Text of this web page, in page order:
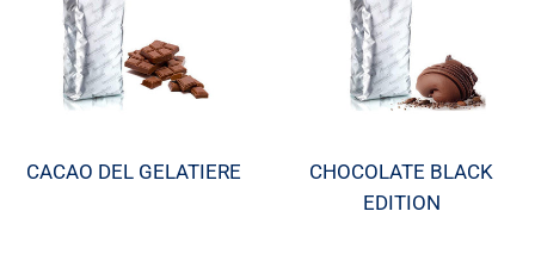
CACAO DEL GELATIERE
CHOCOLATE BLACK
EDITION